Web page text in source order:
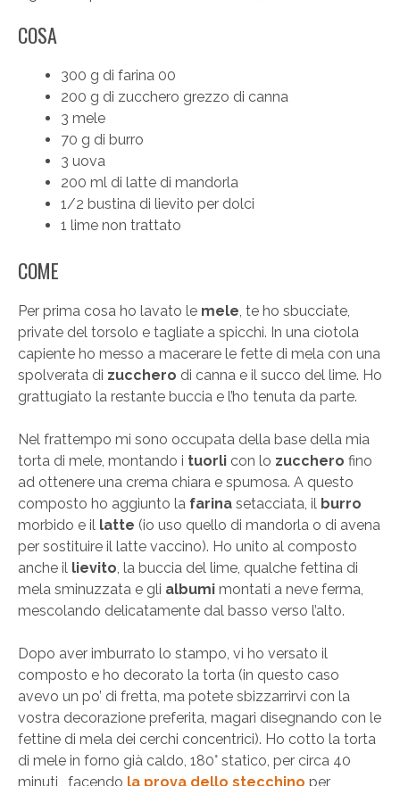
COSA
300 g di farina 00
200 g di zucchero grezzo di canna
3 mele
70 g di burro
3 uova
200 ml di latte di mandorla
1/2 bustina di lievito per dolci
1 lime non trattato
COME
Per prima cosa ho lavato le mele, te ho sbucciate,
private del torsolo e tagliate a spicchi. In una ciotola
capiente ho messo a macerare le fette di mela con una
spolverata di zucchero di canna e il succo del lime. Ho
grattugiato la restante buccia e l’ho tenuta da parte.
Nel frattempo mi sono occupata della base della mia
torta di mele, montando i tuorli con lo zucchero fino
ad ottenere una crema chiara e spumosa. A questo
composto ho aggiunto la farina setacciata, il burro
morbido e il latte (io uso quello di mandorla o di avena
per sostituire il latte vaccino). Ho unito al composto
anche il lievito, la buccia del lime, qualche fettina di
mela sminuzzata e gli albumi montati a neve ferma,
mescolando delicatamente dal basso verso l’alto.
Dopo aver imburrato lo stampo, vi ho versato il
composto e ho decorato la torta (in questo caso
avevo un po’ di fretta, ma potete sbizzarrirvi con la
vostra decorazione preferita, magari disegnando con le
fettine di mela dei cerchi concentrici). Ho cotto la torta
di mele in forno già caldo, 180° statico, per circa 40
minuti, facendo la prova dello stecchino per